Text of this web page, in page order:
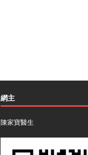
網主
陳家寶醫生